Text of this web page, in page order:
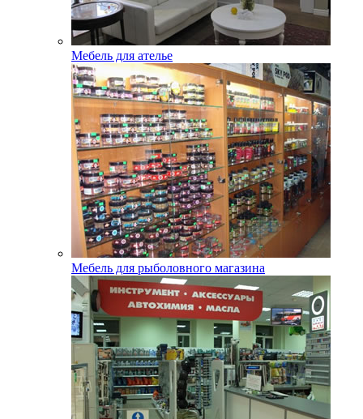
Мебель для ателье
Мебель для рыболовного магазина